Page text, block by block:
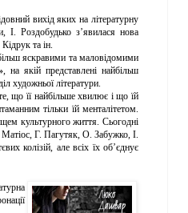
вихід яких на літературну
Роздобудько з’явилася нова
та ін.
яскравими та маловідомими
, на якій представлені найбільш
художньої літератури.
що її найбільше хвилює і що їй
тільки їй менталітетом.
культурного життя. Сьогодні
Г. Пагутяк, О. Забужко, І.
колізій, але всіх їх об’єднує